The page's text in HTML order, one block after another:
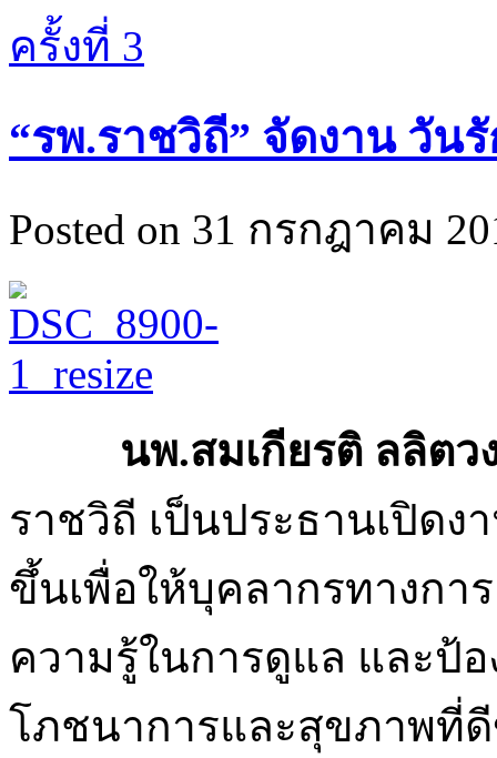
“รพ.ราชวิถี” จัดงาน วัน
Posted on 31 กรกฎาคม
นพ.สมเกียรติ ลลิตว
ราชวิถี เป็นประธานเปิดง
ขึ้นเพื่อให้บุคลากรทางก
ความรู้ในการดูแล และป้
โภชนาการและสุขภาพที่